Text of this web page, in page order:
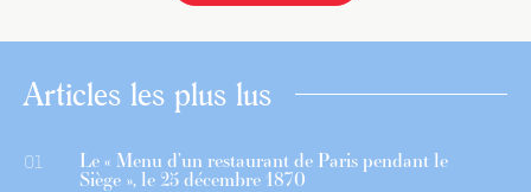
Articles les plus lus
01 Le « Menu d’un restaurant de Paris pendant le
Siège », le 25 décembre 1870